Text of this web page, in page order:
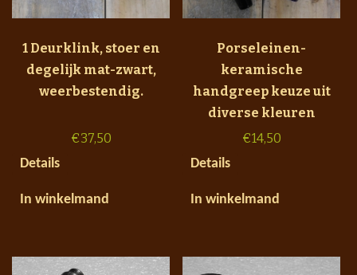
1 Deurklink, stoer en
degelijk mat-zwart,
weerbestendig.
€37,50
Details
In winkelmand
Porseleinen-
keramische
handgreep keuze uit
diverse kleuren
€14,50
Details
In winkelmand